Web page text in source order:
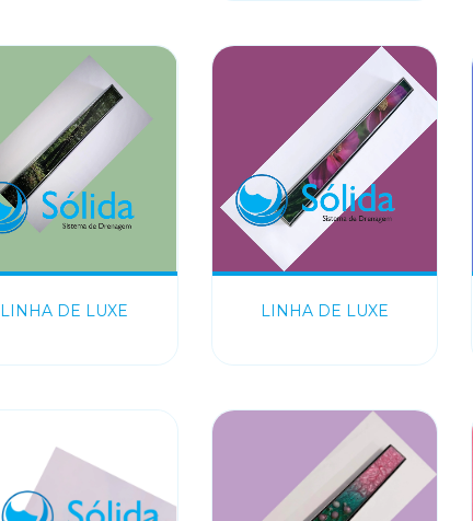
LINHA DE LUXE LINHA DE LUXE